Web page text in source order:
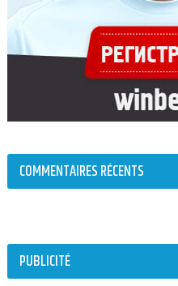
COMMENTAIRES RÉCENTS
PUBLICITÉ